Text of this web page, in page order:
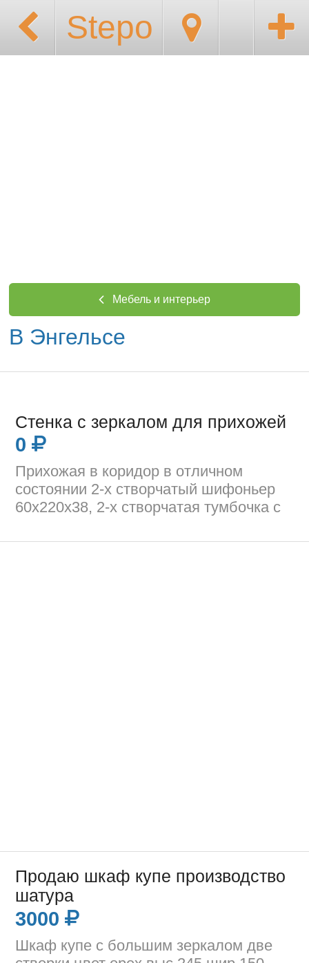
Stepo
Мебель и интерьер
В Энгельсе
Стенка с зеркалом для прихожей
0
Прихожая в коридор в отличном
состоянии 2-х створчатый шифоньер
60х220х38, 2-х створчатая тумбочка с
Продаю шкаф купе производство
шатура
3000
Шкаф купе с большим зеркалом две